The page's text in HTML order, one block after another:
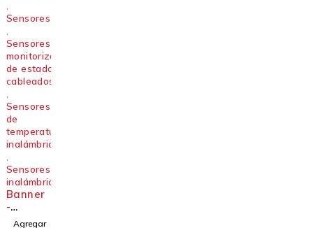
Sensores
Sensores de
monitorización
de estado
cableados
Sensores
de
temperatura
inalámbricos
Sensores
inalámbricos
Banner
-
Sensor
Agregar